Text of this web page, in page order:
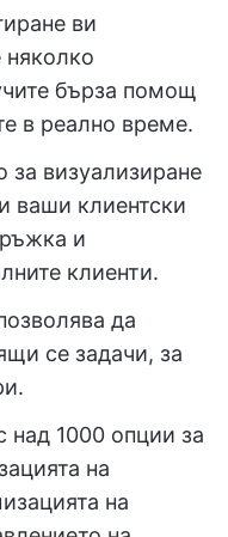
ви
няколко
бърза помощ
в реално време.
визуализиране
ваши клиентски
и
клиенти.
да
се задачи, за
над 1000 опции за
на
на